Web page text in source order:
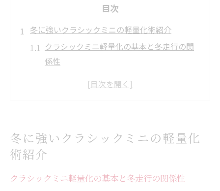
目次
冬に強いクラシックミニの軽量化術紹介
クラシックミニ軽量化の基本と冬走行の関
係性
クラシックミニの軽量化で雪道対応力を高
クラシックミニ冬仕様のポイントと軽量化
の相乗効果
冬のクラシックミニ軽量化でドライブが快
冬に強いクラシックミニの軽量化
術紹介
クラシックミニ軽量化の基本と冬走行の関係性